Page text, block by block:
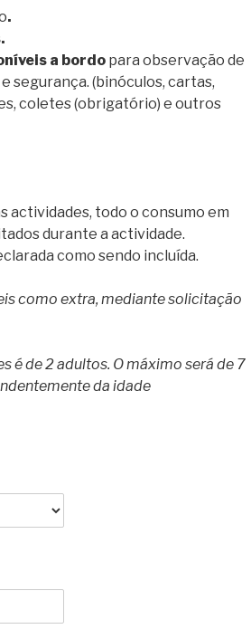
.
a bordo para observação de
segurança. (binóculos, cartas,
coletes (obrigatório) e outros
actividades, todo o consumo em
durante a actividade.
como sendo incluída.
como extra, mediante solicitação
é de 2 adultos. O máximo será de 7
da idade